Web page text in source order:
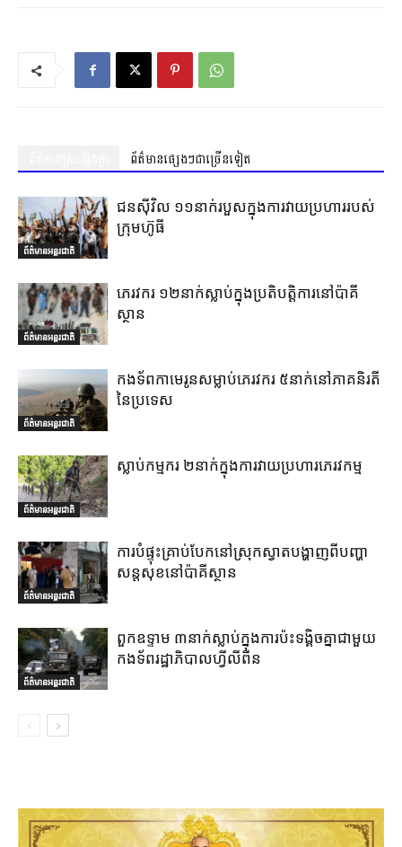
ព័ត៌មានផ្សេងៗជាច្រើនទៀត
ព័ត៌មានអន្តរជាតិ
ជនស៊ីវិល ១១នាក់របួសក្នុងការវាយប្រហាររបស់
ក្រុមហ៊ូធី
ព័ត៌មានអន្តរជាតិ
ភេរវករ ១២នាក់ស្លាប់ក្នុងប្រតិបត្តិការនៅប៉ាគី
ស្ថាន
ព័ត៌មានអន្តរជាតិ
កងទ័ពកាមេរូនសម្លាប់ភេរវករ ៥នាក់នៅភាគនិរតី
នៃប្រទេស
ព័ត៌មានអន្តរជាតិ
ស្លាប់កម្មករ ២នាក់ក្នុងការវាយប្រហារភេរវកម្ម
ព័ត៌មានអន្តរជាតិ
ការបំផ្ទុះគ្រាប់បែកនៅស្រុកស្វាតបង្ហាញពីបញ្ហា
សន្តសុខនៅប៉ាគីស្ថាន
ព័ត៌មានអន្តរជាតិ
ពួកឧទ្ទាម ៣នាក់ស្លាប់ក្នុងការប៉ះទង្គិចគ្នាជាមួយ
កងទ័ពរដ្ឋាភិបាលហ្វីលីពីន